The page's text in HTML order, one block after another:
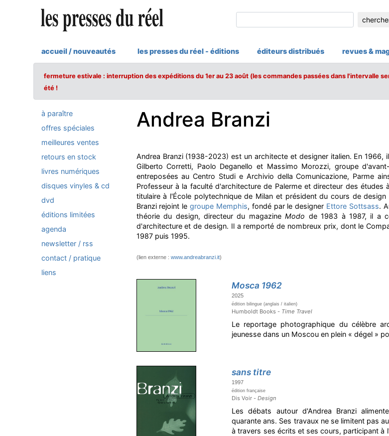
accueil / nouveautés les presses du réel - éditions éditeurs distribués revues &
fermeture estivale : interruption des expéditions du 1er au 23 août (les commandes passées dans l'intervalle
été !
à paraître
offres spéciales
meilleures ventes
retours en stock
livres numériques
disques vinyles & cd
dvd
éditions limitées
agenda
newsletter / rss
contact / pratique
liens
Andrea Branzi
Andrea Branzi (1938-2023) est un architecte et designer italien. En
Gilberto Corretti, Paolo Deganello et Massimo Morozzi, groupe
entreposées au Centro Studi e Archivio della Comunicazione, Parme
Professeur à la faculté d'architecture de Palerme et directeur des
titulaire à l'École polytechnique de Milan et président du cours de design
Branzi rejoint legroupe Memphis, fondé par le designer Ettore Sottsass.
théorie du design, directeur du magazineModo de 1983 à 1987, il a
d'architecture et de design. Il a remporté de nombreux prix, dont le
1987 puis 1995.
(lien externe : www.andreabranzi.it)
Mosca 1962
2025
édition bilingue (anglais / italien)
Humboldt Books - Time Travel
Le reportage photographique du célèbre
jeunesse dans un Moscou en plein « dégel »
sans titre
1997
édition française
Dis Voir -Design
Les débats autour d'Andrea Branzi
quarante ans. Ses travaux ne se limitent pas
à travers ses écrits et ses cours, participant